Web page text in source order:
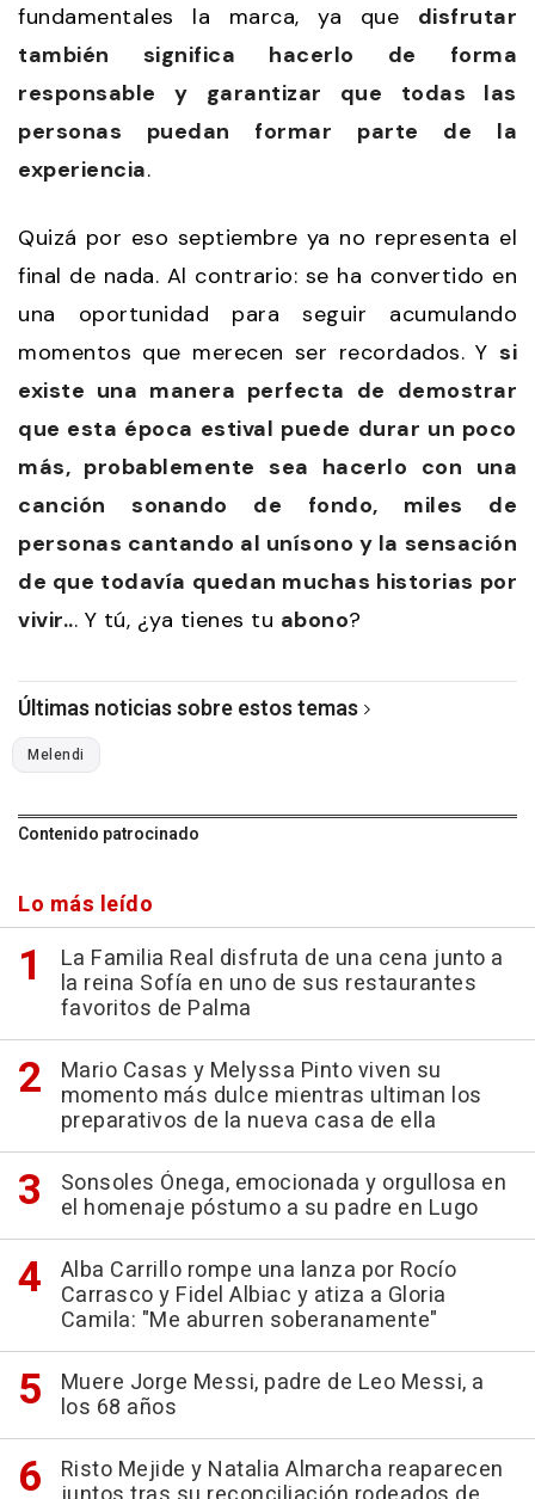
fundamentales la marca, ya que disfrutar
también significa hacerlo de forma
responsable y garantizar que todas las
personas puedan formar parte de la
experiencia.
Quizá por eso septiembre ya no representa el
final de nada. Al contrario: se ha convertido en
una oportunidad para seguir acumulando
momentos que merecen ser recordados. Y si
existe una manera perfecta de demostrar
que esta época estival puede durar un poco
más, probablemente sea hacerlo con una
canción sonando de fondo, miles de
personas cantando al unísono y la sensación
de que todavía quedan muchas historias por
vivir... Y tú, ¿ya tienes tu abono?
Últimas noticias sobre estos temas
Melendi
Contenido patrocinado
Lo más leído
La Familia Real disfruta de una cena junto a
la reina Sofía en uno de sus restaurantes
favoritos de Palma
Mario Casas y Melyssa Pinto viven su
momento más dulce mientras ultiman los
preparativos de la nueva casa de ella
Sonsoles Ónega, emocionada y orgullosa en
el homenaje póstumo a su padre en Lugo
Alba Carrillo rompe una lanza por Rocío
Carrasco y Fidel Albiac y atiza a Gloria
Camila: "Me aburren soberanamente"
Muere Jorge Messi, padre de Leo Messi, a
los 68 años
Risto Mejide y Natalia Almarcha reaparecen